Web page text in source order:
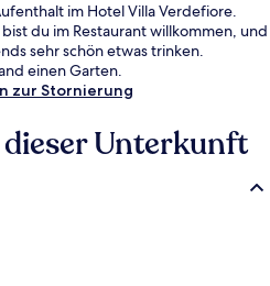
im Hotel Villa Verdefiore.
du im Restaurant willkommen, und
sehr schön etwas trinken.
einen Garten.
zur Stornierung
Unterkunft